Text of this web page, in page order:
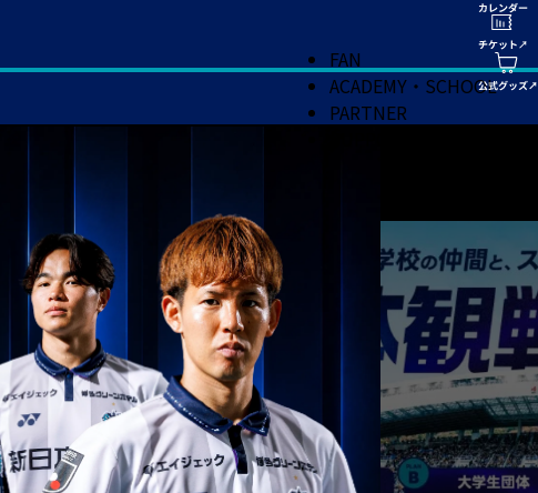
FAN
ACADEMY・SCHOOL
PARTNER